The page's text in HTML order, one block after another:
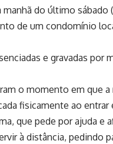
do último sábado
de um condomínio
e gravadas por
o momento em que
fisicamente ao
que pede por ajuda e
à distância, pedindo